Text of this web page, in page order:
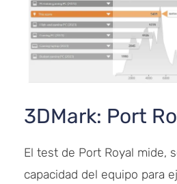
3DMark: Port
El test de Port Royal mide,
capacidad del equipo para